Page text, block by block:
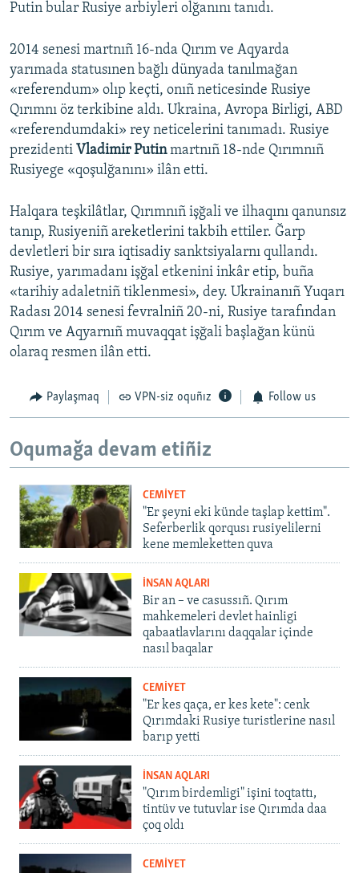
Putin bular Rusiye arbiyleri olğanını tanıdı.
2014 senesi martnıñ 16-nda Qırım ve Aqyarda
yarımada statusınen bağlı dünyada tanılmağan
«referendum» olıp keçti, onıñ neticesinde Rusiye
Qırımnı öz terkibine aldı. Ukraina, Avropa Birligi, ABD
«referendumdaki» rey neticelerini tanımadı. Rusiye
prezidenti Vladimir Putinmartnıñ 18-nde Qırımnıñ
Rusiyege «qoşulğanını» ilân etti.
Halqara teşkilâtlar, Qırımnıñ işğali ve ilhaqını qanunsız
tanıp, Rusiyeniñ areketlerini takbih ettiler. Ğarp
devletleri bir sıra iqtisadiy sanktsiyalarnı qullandı.
Rusiye, yarımadanı işğal etkenini inkâr etip, buña
«tarihiy adaletniñ tiklenmesi», dey. Ukrainanıñ Yuqarı
Radası 2014 senesi fevralniñ 20-ni, Rusiye tarafından
Qırım ve Aqyarnıñ muvaqqat işğali başlağan künü
olaraq resmen ilân etti.
Paylaşmaq VPN-siz oquñız Follow us
Oqumağa devam etiñiz
CEMİYET
"Er şeyni eki künde taşlap kettim".
Seferberlik qorqusı rusiyelilerni
kene memleketten quva
İNSAN AQLARI
Bir an – ve casussıñ. Qırım
mahkemeleri devlet hainligi
qabaatlavlarını daqqalar içinde
nasıl baqalar
CEMİYET
"Er kes qaça, er kes kete": cenk
Qırımdaki Rusiye turistlerine nasıl
barıp yetti
İNSAN AQLARI
"Qırım birdemligi" işini toqtattı,
tintüv ve tutuvlar ise Qırımda daa
çoq oldı
CEMİYET